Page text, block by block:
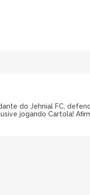
do Jehnial FC,
jogando Cartola!